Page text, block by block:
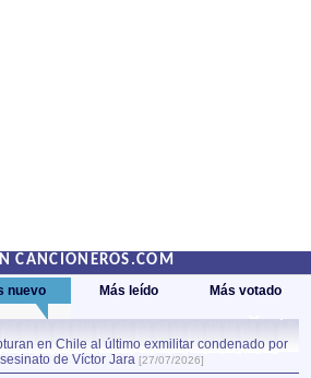
CANCIONEROS.COM
nuevo Más leído Más votado
en Chile al último exmilitar condenado por
de Víctor Jara [27/07/2026]